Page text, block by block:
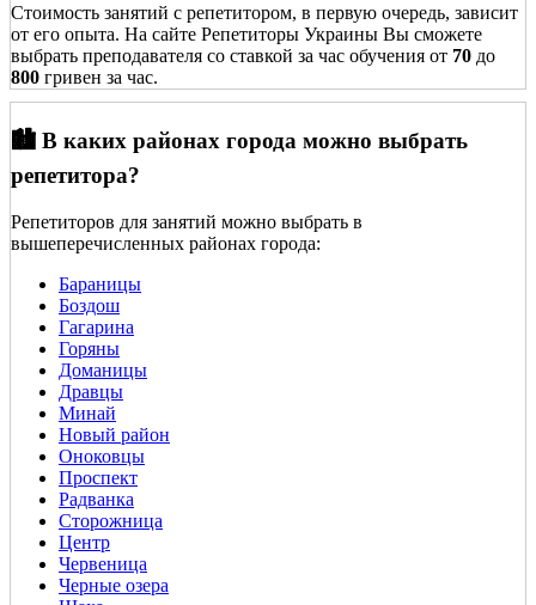
Стоимость занятий с репетитором, в первую очередь, зависит
от его опыта. На сайте Репетиторы Украины Вы сможете
выбрать преподавателя со ставкой за час обучения от 70 до
800 гривен за час.
🏙️ В каких районах города можно выбрать
репетитора?
Репетиторов для занятий можно выбрать в
вышеперечисленных районах города:
Бараницы
Боздош
Гагарина
Горяны
Доманицы
Дравцы
Минай
Новый район
Оноковцы
Проспект
Радванка
Сторожница
Центр
Червеница
Черные озера